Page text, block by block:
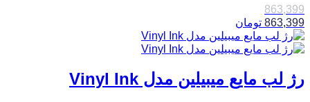
863,399
863,399 تومان
رژ لب مایع میبیلین مدل Vinyl Ink